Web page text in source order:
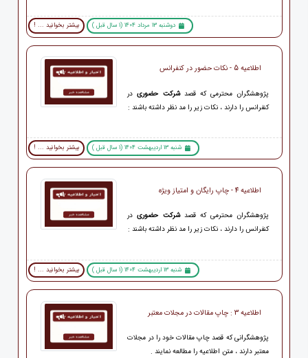
دوشنبه 13 مرداد 1404 (1 سال قبل ) بیشتر بخوانید ... !
اطلاعیه 5 - نکات حضور در کنفرانس
پژوهشگران محترمی که قصدشرکت حضوریدر
کنفرانس را دارند ، نکات زیر را مد نظر داشته باشند :
شنبه 13 اردیبهشت 1404 (1 سال قبل ) بیشتر بخوانید ... !
اطلاعیه 4 - چاپ رایگان و امتیاز ویژه
پژوهشگران محترمی که قصدشرکت حضوریدر
کنفرانس را دارند ، نکات زیر را مد نظر داشته باشند :
شنبه 13 اردیبهشت 1404 (1 سال قبل ) بیشتر بخوانید ... !
اطلاعیه 3 : چاپ مقالات در مجلات معتبر
پژوهشگرانی که قصد چاپ مقالات خود را در مجلات
معتبر دارند ، متن اطلاعیه را مطالعه نمایند .